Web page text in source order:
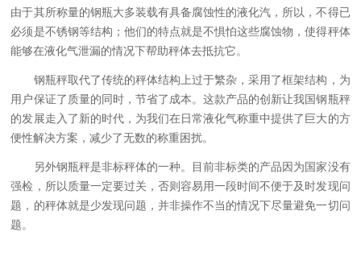
由于其所称量的钢瓶大多装载有具备腐蚀性的液化汽，所以，不得已
必须是不锈钢等结构；他们的特点就是不惧怕这些腐蚀物，使得秤体
能够在液化气泄漏的情况下帮助秤体去抵抗它。
钢瓶秤取代了传统的秤体结构上过于繁杂，采用了框架结构，为
用户保证了质量的同时，节省了成本。这款产品的创新让我国钢瓶秤
的发展走入了新的时代，为我们在日常液化气称重中提供了巨大的方
便性解决方案，减少了无数的称重困扰。
另外钢瓶秤是非标秤体的一种。目前非标类的产品因为国家没有
强检，所以质量一定要过关，否则容易用一段时间不便于及时发现问
题，的秤体就是少发现问题，并非操作不当的情况下尽量避免一切问
题。